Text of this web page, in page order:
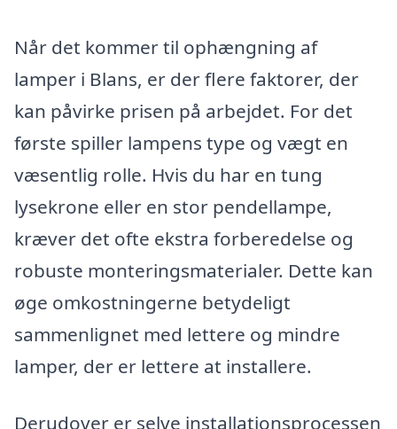
Når det kommer til ophængning af
lamper i Blans, er der flere faktorer, der
kan påvirke prisen på arbejdet. For det
første spiller lampens type og vægt en
væsentlig rolle. Hvis du har en tung
lysekrone eller en stor pendellampe,
kræver det ofte ekstra forberedelse og
robuste monteringsmaterialer. Dette kan
øge omkostningerne betydeligt
sammenlignet med lettere og mindre
lamper, der er lettere at installere.
Derudover er selve installationsprocessen